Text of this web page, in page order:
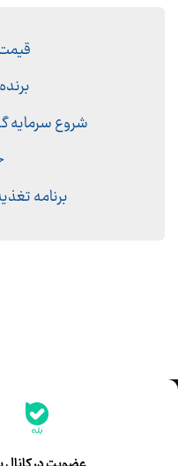
شروع سرمایه
برنامه
جدیدترین قیمت‌ها